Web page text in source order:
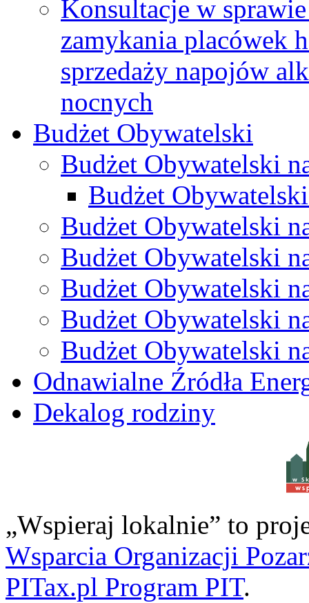
Konsultacje w
zamykania placówek
sprzedaży napojów
nocnych
Budżet Obywatelski
Budżet Obywatelski
Budżet
Budżet Obywatelski
Budżet Obywatelski
Budżet Obywatelski
Budżet Obywatelski
Budżet Obywatelski
Odnawialne Źródła
Dekalog rodziny
w
„Wspieraj lokalnie” to
Wsparcia Organizacji
PITax.pl Program PIT.